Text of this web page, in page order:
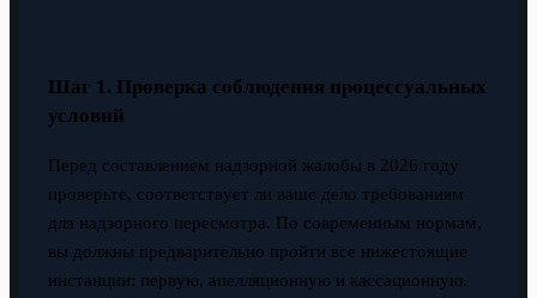
Шаг 1. Проверка соблюдения процессуальных
условий
Перед составлением надзорной жалобы в 2026 году
проверьте, соответствует ли ваше дело требованиям
для надзорного пересмотра. По современным нормам,
вы должны предварительно пройти все нижестоящие
инстанции: первую, апелляционную и кассационную.